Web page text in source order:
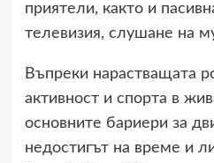
приятели, както и
телевизия, слушане на
Въпреки нарастващата
активност и спорта в
основните бариери за
недостигът на време и